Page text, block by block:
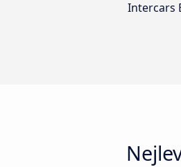
Intercars